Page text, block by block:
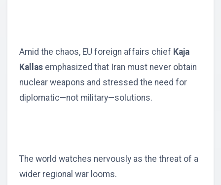
Amid the chaos, EU foreign affairs chief Kaja
Kallas emphasized that Iran must never obtain
nuclear weapons and stressed the need for
diplomatic—not military—solutions.
The world watches nervously as the threat of a
wider regional war looms.